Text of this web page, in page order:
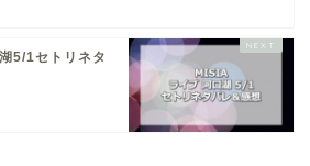
5/1セトリネタ